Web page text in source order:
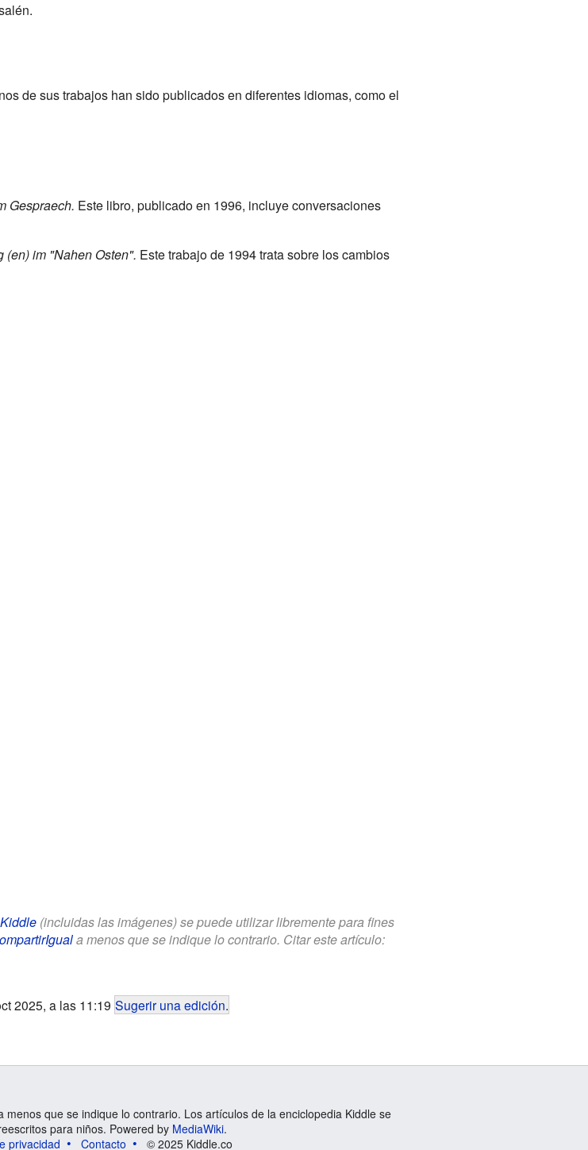
de sus trabajos han sido publicados en diferentes idiomas, como el
Gespraech. Este libro, publicado en 1996, incluye conversaciones
im "Nahen Osten". Este trabajo de 1994 trata sobre los cambios
(incluidas las imágenes) se puede utilizar libremente para fines
a menos que se indique lo contrario. Citar este artículo:
2025, a las 11:19 Sugerir una edición.
menos que se indique lo contrario. Los artículos de la enciclopedia Kiddle se
para niños. Powered by MediaWiki.
privacidad Contacto © 2025 Kiddle.co